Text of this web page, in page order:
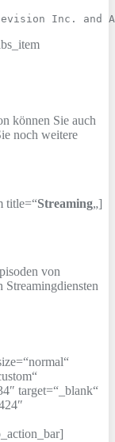
Inc. and
können Sie auch
noch weitere
title=“Streaming„]
von
Streamingdiensten
target=“_blank“